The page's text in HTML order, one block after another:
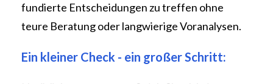
fundierte Entscheidungen zu treffen ohne
teure Beratung oder langwierige Voranalysen.
Ein kleiner Check - ein großer Schritt: